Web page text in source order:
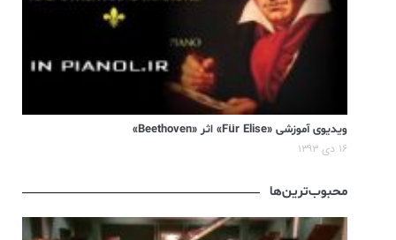
ویدیوی آموزشی «Für Elise» اثر «Beethoven»
۱۶ دی ۱۳۹۳
محبوب‌ترین‌ها